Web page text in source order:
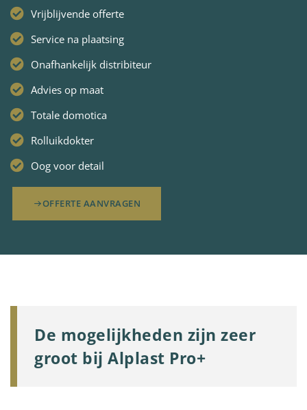
Vrijblijvende offerte
Service na plaatsing
Onafhankelijk distribiteur
Advies op maat
Totale domotica
Rolluikdokter
Oog voor detail
OFFERTE AANVRAGEN
De mogelijkheden zijn zeer
groot bij Alplast Pro+